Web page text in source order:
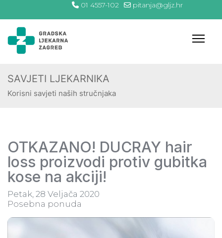
01 4557-102 pitanja@gljz.hr
SAVJETI LJEKARNIKA
Korisni savjeti naših stručnjaka
OTKAZANO! DUCRAY hair
loss proizvodi protiv gubitka
kose na akciji!
Petak, 28 Veljača 2020
Posebna ponuda